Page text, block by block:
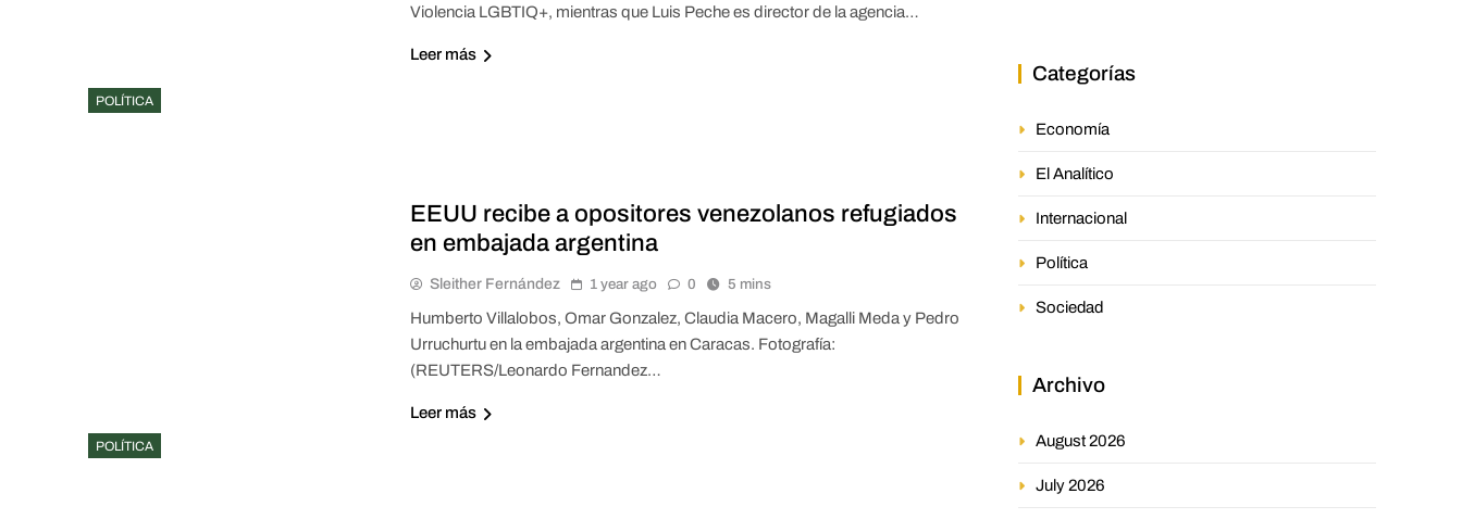
POLÍTICA
Violencia LGBTIQ+, mientras que Luis Peche es director de la agencia…
Leer más
POLÍTICA
EEUU recibe a opositores venezolanos refugiados
en embajada argentina
Sleither Fernández 1 year ago 0 5 mins
Humberto Villalobos, Omar Gonzalez, Claudia Macero, Magalli Meda y Pedro
Urruchurtu en la embajada argentina en Caracas. Fotografía:
(REUTERS/Leonardo Fernandez…
Leer más
Categorías
Economía
El Analítico
Internacional
Política
Sociedad
Archivo
August 2026
July 2026